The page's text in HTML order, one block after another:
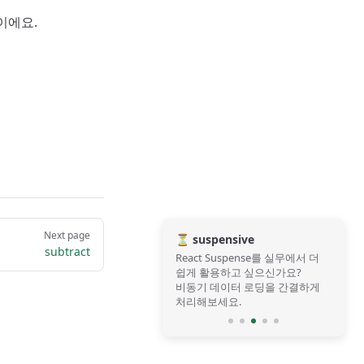
에요.
Next page
subtract
⏳ suspensive
React Suspense를 실무에서 더
쉽게 활용하고 싶으신가요?
비동기 데이터 로딩을 간결하게
처리해보세요.